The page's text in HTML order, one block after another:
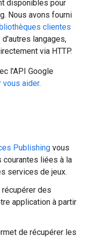
disponibles pour
Nous avons fourni
clientes
langages,
via HTTP.
l'API Google
vous aider.
Publishing vous
liées à la
services de jeux.
des
application à partir
de récupérer les